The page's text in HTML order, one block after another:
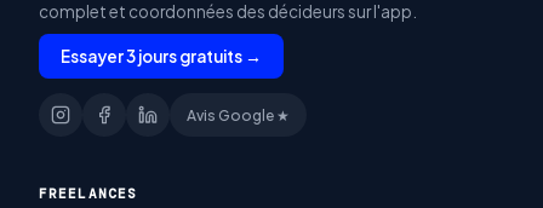
complet et coordonnées des décideurs sur l'app.
Essayer 3 jours gratuits →
Avis Google ★
FREELANCES